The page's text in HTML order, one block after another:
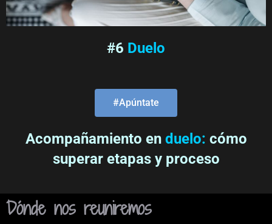
#6 Duelo
#Apúntate
Acompañamiento en duelo: cómo
superar etapas y proceso
Dónde nos reuniremos